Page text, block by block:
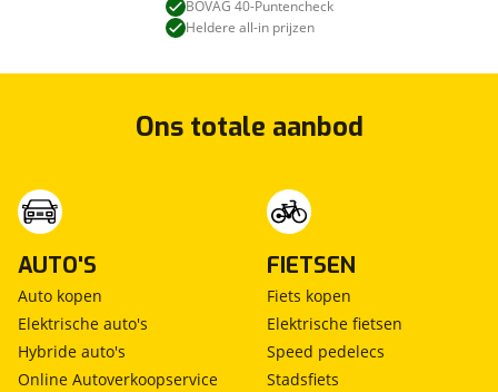
BOVAG 40-Puntencheck
Heldere all-in prijzen
Ons totale aanbod
AUTO'S
Auto kopen
Elektrische auto's
Hybride auto's
Online Autoverkoopservice
FIETSEN
Fiets kopen
Elektrische fietsen
Speed pedelecs
Stadsfiets